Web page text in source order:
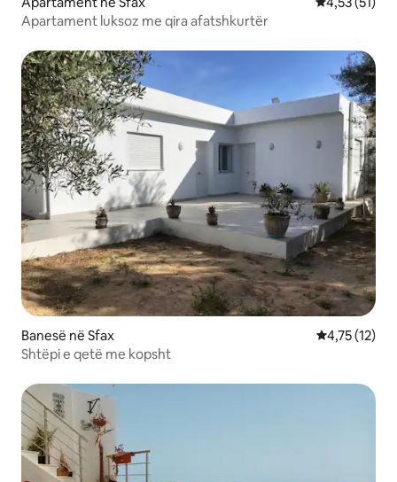
Apartament luksoz me qira afatshkurtër
Banesë në Sfax Vlerësimi
4,75 (12)
Shtëpi e qetë me kopsht